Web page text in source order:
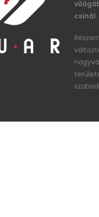
csinál.